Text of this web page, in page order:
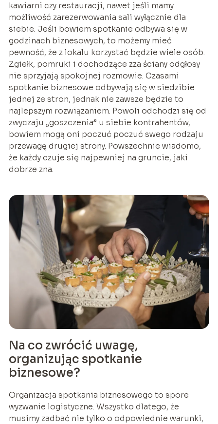
kawiarni czy restauracji, nawet jeśli mamy
możliwość zarezerwowania sali wyłącznie dla
siebie. Jeśli bowiem spotkanie odbywa się w
godzinach biznesowych, to możemy mieć
pewność, że z lokalu korzystać będzie wiele osób.
Zgiełk, pomruki i dochodzące zza ściany odgłosy
nie sprzyjają spokojnej rozmowie. Czasami
spotkanie biznesowe odbywają się w siedzibie
jednej ze stron, jednak nie zawsze będzie to
najlepszym rozwiązaniem. Powoli odchodzi się od
zwyczaju „goszczenia” u siebie kontrahentów,
bowiem mogą oni poczuć poczuć swego rodzaju
przewagę drugiej strony. Powszechnie wiadomo,
że każdy czuje się najpewniej na gruncie, jaki
dobrze zna.
Na co zwrócić uwagę,
organizując spotkanie
biznesowe?
Organizacja spotkania biznesowego to spore
wyzwanie logistyczne. Wszystko dlatego, że
musimy zadbać nie tylko o odpowiednie warunki,